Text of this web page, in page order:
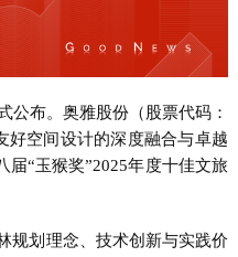
公布。奥雅股份（股票代码：
好空间设计的深度融合与卓越
“玉猴奖”2025年度十佳文旅
规划理念、技术创新与实践价